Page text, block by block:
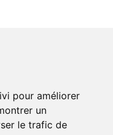
pour améliorer
un
le trafic de